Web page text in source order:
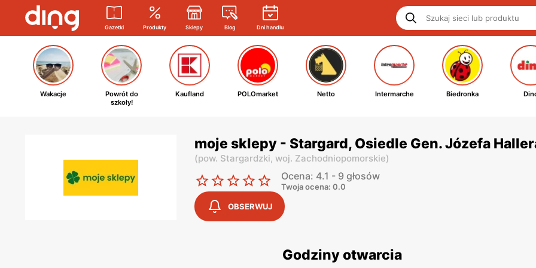
Gazetki Produkty Sklepy Blog Dni handlu
Wakacje
Powrót do
szkoły!
Kaufland POLOmarket Netto Intermarche Biedronka
moje sklepy - Stargard, Osiedle Gen. Józefa
(pow. Stargardzki, woj. Zachodniopomorskie)
Ocena: 4.1 - 9 głosów
Twoja ocena: 0.0
OBSERWUJ
Godziny otwarcia